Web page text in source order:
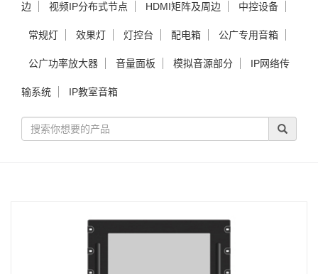
边 视频IP分布式节点 HDMI矩阵及周边 中控设备
常规灯 效果灯 灯控台 配电箱 公广专用音箱
公广功率放大器 音量面板 模拟音源部分 IP网络传
输系统 IP教室音箱